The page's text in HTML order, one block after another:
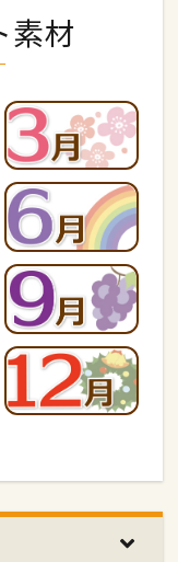
素材